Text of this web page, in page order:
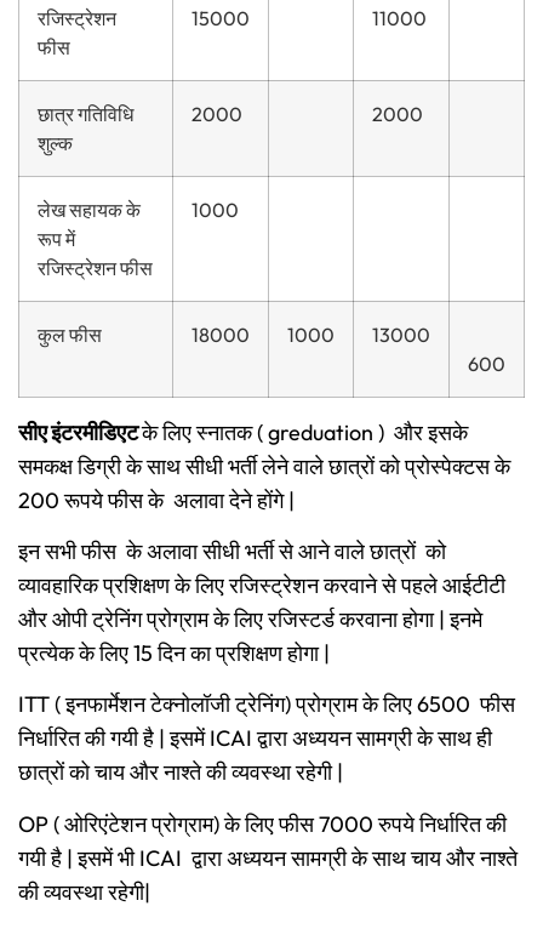
रजिस्ट्रेशन
फीस
15000 11000
छात्र गतिविधि
शुल्क
2000 2000
लेख सहायक के
रूप में
रजिस्ट्रेशन फीस
1000
कुल फीस 18000 1000
13000
600
सीए इंटरमीडिएटके लिए स्नातक ( greduation ) और इसके
समकक्ष डिग्री के साथ सीधी भर्ती लेने वाले छात्रों को प्रोस्पेक्टस के
200 रूपये फीस के अलावा देने होंगे |
इन सभी फीस के अलावा सीधी भर्ती से आने वाले छात्रों को
व्यावहारिक प्रशिक्षण के लिए रजिस्ट्रेशन करवाने से पहले आईटीटी
और ओपी ट्रेनिंग प्रोग्राम के लिए रजिस्टर्ड करवाना होगा | इनमे
प्रत्येक के लिए 15 दिन का प्रशिक्षण होगा |
ITT ( इनफार्मेशन टेक्नोलॉजी ट्रेनिंग) प्रोग्राम के लिए 6500 फीस
निर्धारित की गयी है | इसमें ICAI द्वारा अध्ययन सामग्री के साथ ही
छात्रों को चाय और नाश्ते की व्यवस्था रहेगी |
OP ( ओरिएंटेशन प्रोग्राम) के लिए फीस 7000 रुपये निर्धारित की
गयी है | इसमें भी ICAI द्वाराअध्ययन सामग्री के साथ चाय और नाश्ते
की व्यवस्था रहेगी|